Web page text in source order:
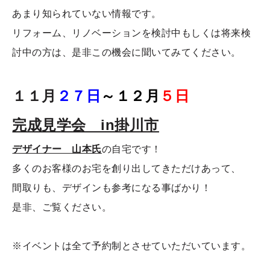
あまり知られていない情報です。
リフォーム、リノベーションを検討中もしくは将来検
討中の方は、是非この機会に聞いてみてください。
１１月 ２７日 ～ １２月 ５ 日
完成見学会 in掛川市
デザイナー 山本氏の自宅です！
多くのお客様のお宅を創り出してきただけあって、
間取りも、デザインも参考になる事ばかり！
是非、ご覧ください。
※イベントは全て予約制とさせていただいています。